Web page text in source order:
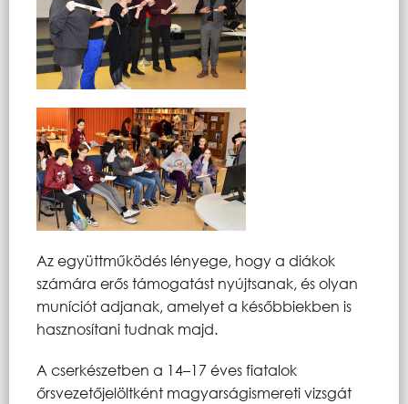
Az együttműködés lényege, hogy a diákok
számára erős támogatást nyújtsanak, és olyan
muníciót adjanak, amelyet a későbbiekben is
hasznosítani tudnak majd.
A cserkészetben a 14–17 éves fiatalok
őrsvezetőjelöltként magyarságismereti vizsgát